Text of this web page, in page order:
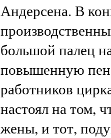
Андерсена. В
большой палец
повышенную
работников
настоял на том,
жены, и тот,